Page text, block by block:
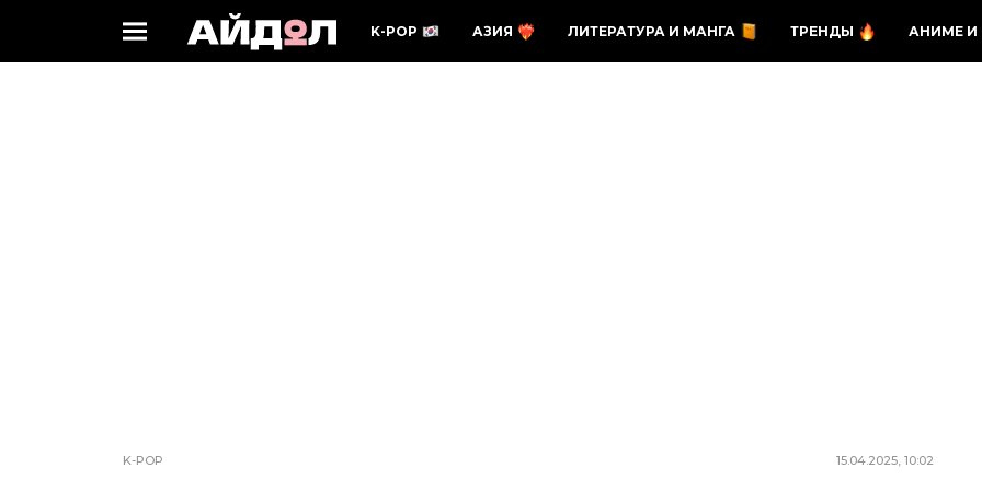
K-POP АЗИЯ ЛИТЕРАТУРА И МАНГА ТРЕНДЫ АНИМЕ И
K-POP 15.04.2025, 10:02